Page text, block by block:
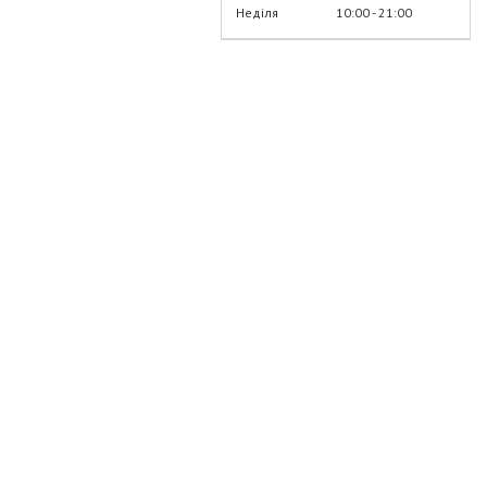
Неділя 10:00 21:00